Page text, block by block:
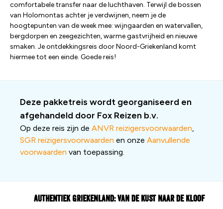
comfortabele transfer naar de luchthaven. Terwijl de bossen
van Holomontas achter je verdwijnen, neem je de
hoogtepunten van de week mee: wijngaarden en watervallen,
bergdorpen en zeegezichten, warme gastvrijheid en nieuwe
smaken. Je ontdekkingsreis door Noord-Griekenland komt
hiermee tot een einde. Goede reis!
Deze pakketreis wordt georganiseerd en
afgehandeld door Fox Reizen b.v.
Op deze reis zijn de ANVR reizigersvoorwaarden,
SGR reizigersvoorwaarden en onze Aanvullende
voorwaarden van toepassing.
Authentiek Griekenland: Van de Kust naar de Kloof